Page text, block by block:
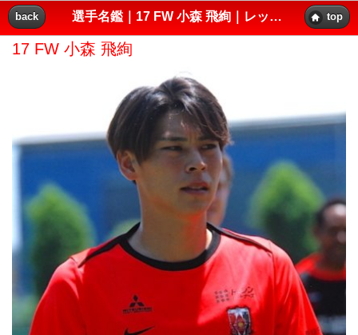
back 選手名鑑｜17 FW 小森 飛絢｜レッズプレス!! top
17 FW 小森 飛絢